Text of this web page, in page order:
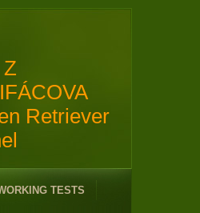
Retriever
TESTS